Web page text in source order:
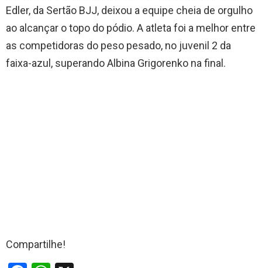
Edler, da Sertão BJJ, deixou a equipe cheia de orgulho
ao alcançar o topo do pódio. A atleta foi a melhor entre
as competidoras do peso pesado, no juvenil 2 da
faixa-azul, superando Albina Grigorenko na final.
Compartilhe!